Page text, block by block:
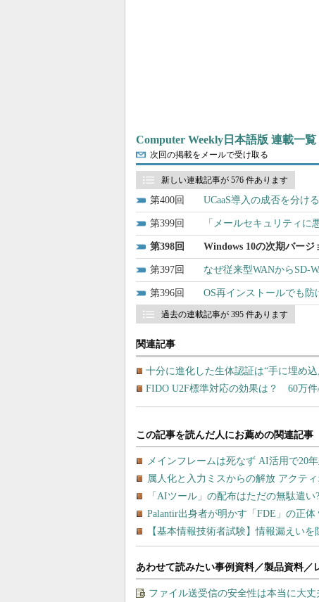
Computer Weekly日本語版 連載一覧
次回の掲載をメールで受け取る
新しい連載記事が 576 件あります
400 UCaaS導入の成否を分け
399 「メールセキュリティに
398 Windows 10の次期バー
397 なぜ従来型WANからSD-
396 OS再インストールでも
過去の連載記事が 395 件あります
関連記事
十分に進化した生体認証は“手に埋め
FIDO U2F標準対応の効果は？ 60万件
あわせて読みたい事例資料／製品資料／
ファイル送受信の安全性は本当に大